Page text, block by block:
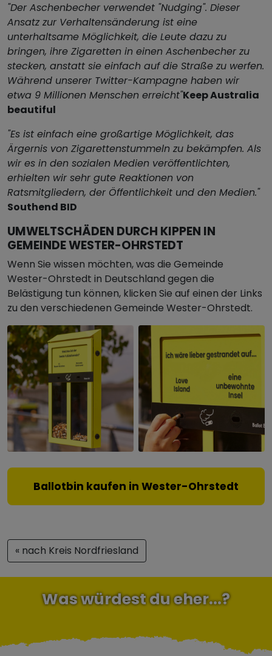
"Der Aschenbecher verwendet "Nudging". Dieser
Ansatz zur Verhaltensänderung ist eine
unterhaltsame Möglichkeit, die Leute dazu zu
bringen, ihre Zigaretten in einen Aschenbecher zu
stecken, anstatt sie einfach auf die Straße zu werfen.
Während unserer Twitter-Kampagne haben wir
etwa 9 Millionen Menschen erreicht"Keep Australia
beautiful
"Es ist einfach eine großartige Möglichkeit, das
Ärgernis von Zigarettenstummeln zu bekämpfen. Als
wir es in den sozialen Medien veröffentlichten,
erhielten wir sehr gute Reaktionen von
Ratsmitgliedern, der Öffentlichkeit und den Medien."
Southend BID
UMWELTSCHÄDEN DURCH KIPPEN IN
GEMEINDE WESTER-OHRSTEDT
Wenn Sie wissen möchten, was die Gemeinde
Wester-Ohrstedt in Deutschland gegen die
Belästigung tun können, klicken Sie auf einen der Links
zu den verschiedenen Gemeinde Wester-Ohrstedt.
Ballotbin kaufen in Wester-Ohrstedt
« nach Kreis Nordfriesland
Was würdest du eher...?